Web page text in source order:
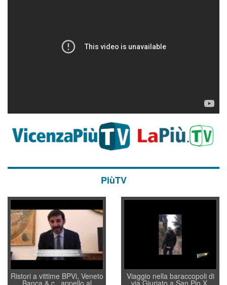
PiùTV
Ristori a vittime BPVi, Veneto
Banca & c., appello al
Viaggio nella baraccopoli di
via Giuriato a San Pio X.